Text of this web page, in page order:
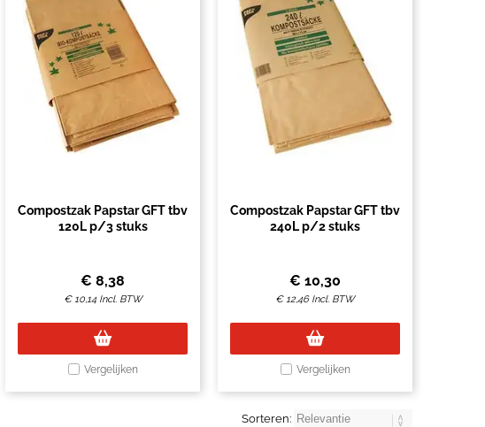
Compostzak Papstar GFT tbv
120L p/3 stuks
€ 8,38
€10,14 Incl. BTW
Vergelijken
Compostzak Papstar GFT tbv
240L p/2 stuks
€ 10,30
€12,46 Incl. BTW
Vergelijken
Sorteren: